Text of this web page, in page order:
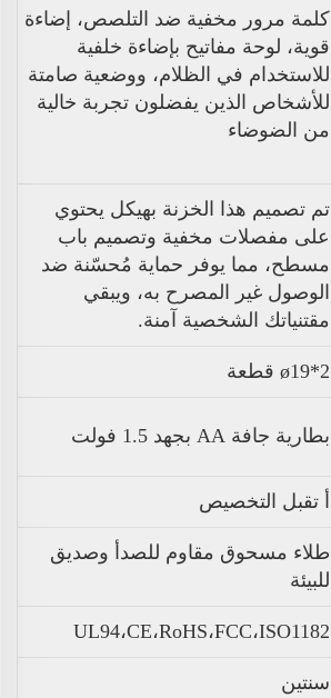
كلمة مرور مخفية ضد التلصص، إضاءة
قوية، لوحة مفاتيح بإضاءة خلفية
للاستخدام في الظلام، ووضعية صامتة
للأشخاص الذين يفضلون تجربة خالية
من الضوضاء
تم تصميم هذا الخزنة بهيكل يحتوي
على مفصلات مخفية وتصميم باب
مسطح، مما يوفر حماية مُحسّنة ضد
الوصول غير المصرح به، ويبقي
مقتنياتك الشخصية آمنة.
ø19*2 قطعة
بطارية جافة AA بجهد 1.5 فولت
أ تقبل التخصيص
طلاء مسحوق مقاوم للصدأ وصديق
للبيئة
UL94،CE،RoHS،FCC،ISO1182
سنتين